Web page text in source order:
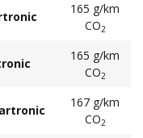
165 g/km
CO2
165 g/km
CO2
167 g/km
CO2